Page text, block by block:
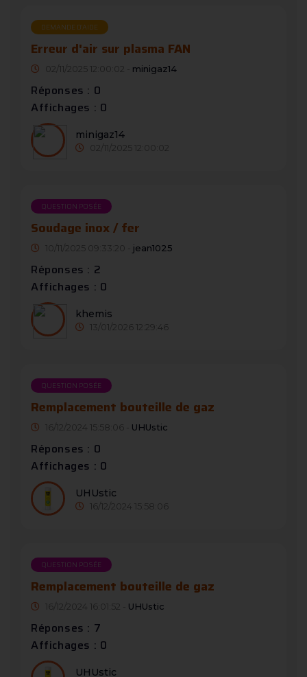
DEMANDE D’AIDE
Erreur d'air sur plasma FAN
02/11/2025 12:00:02 - minigaz14
Réponses : 0
Affichages : 0
minigaz14
02/11/2025 12:00:02
QUESTION POSÉE
Soudage inox / fer
10/11/2025 09:33:20 - jean1025
Réponses : 2
Affichages : 0
khemis
13/01/2026 12:29:46
QUESTION POSÉE
Remplacement bouteille de gaz
16/12/2024 15:58:06 - UHUstic
Réponses : 0
Affichages : 0
UHUstic
16/12/2024 15:58:06
QUESTION POSÉE
Remplacement bouteille de gaz
16/12/2024 16:01:52 - UHUstic
Réponses : 7
Affichages : 0
UHUstic